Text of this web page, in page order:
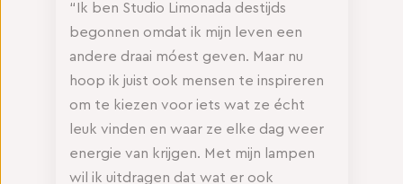
“Ik ben Studio Limonada destijds
begonnen omdat ik mijn leven een
andere draai móest geven. Maar nu
hoop ik juist ook mensen te inspireren
om te kiezen voor iets wat ze écht
leuk vinden en waar ze elke dag weer
energie van krijgen. Met mijn lampen
wil ik uitdragen dat wat er ook